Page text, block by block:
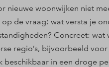
nieuwe woonwijken niet
de vraag: wat versta je
Concreet:
regio’s, bijvoorbeeld
beschikbaar in een droge